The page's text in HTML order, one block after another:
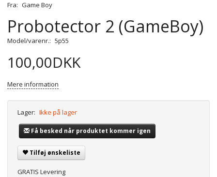
Fra: Game Boy
Probotector 2 (GameBoy)
Model/varenr.: 5p55
100,00DKK
Mere information
Lager: Ikke på lager
Få besked når produktet kommer igen
Tilføj ønskeliste
GRATIS Levering